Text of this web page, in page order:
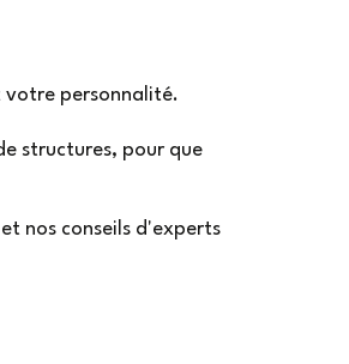
votre personnalité.
structures, pour que
nos conseils d'experts